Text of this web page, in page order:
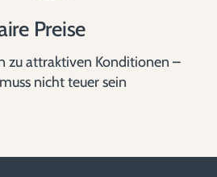
Preise
zu attraktiven Konditionen –
nicht teuer sein